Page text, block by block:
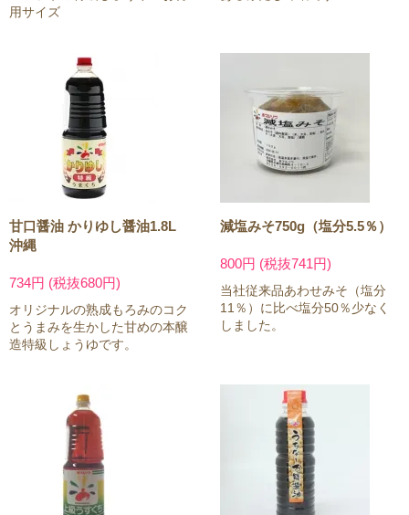
用サイズ
甘口醤油 かりゆし醤油1.8L
沖縄
734円 (税抜680円)
オリジナルの熟成もろみのコク
とうまみを生かした甘めの本醸
造特級しょうゆです。
減塩みそ750g（塩分5.5％）
800円 (税抜741円)
当社従来品あわせみそ（塩分
11％）に比べ塩分50％少なく
しました。